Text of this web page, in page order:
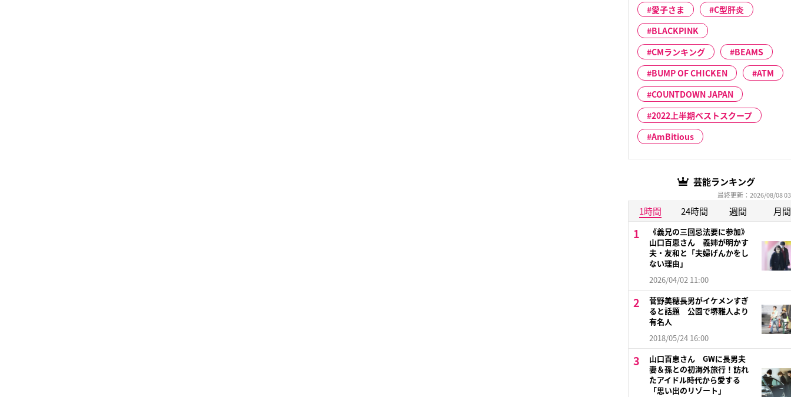
愛子さま
C型肝炎
BLACKPINK
CMランキング
BEAMS
BUMP OF CHICKEN
ATM
COUNTDOWN JAPAN
2022上半期ベストスクープ
AmBitious
芸能ランキング
最終更新：2026/08/08
1時間 24時間 週間 月間
《義兄の三回忌法要に参加》
山口百恵さん 義姉が明かす
夫・友和と「夫婦げんかをし
ない理由」
2026/04/02 11:00
菅野美穂長男がイケメンすぎ
ると話題 公園で堺雅人より
有名人
2018/05/24 16:00
山口百恵さん GWに長男夫
妻＆孫との初海外旅行！訪れ
たアイドル時代から愛する
「思い出のリゾート」